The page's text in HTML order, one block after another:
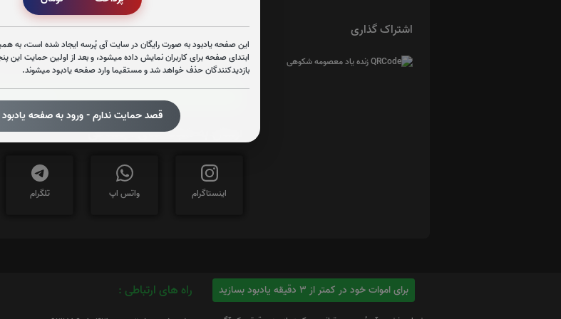
این صفحه یادبود به صورت رایگان در سایت آی پُرسه ایجاد شده است، به
ابتدای صفحه برای کاربران نمایش داده میشود، و بعد از اولین حمایت این
بازدیدکنندگان حذف خواهد شد و مستقیما وارد صفحه یادبود میشوند.
قصد حمایت ندارم - ورود به صفحه یادبود
اشتراک گذاری
برای کپی کردن آدرس این
ارسال به شبکه های اجتماعی
اینستاگرام واتس اپ تلگرام
برای اموات خود در کمتر از 3 دقیقه یادبود بسازید راه های ارتباطی :